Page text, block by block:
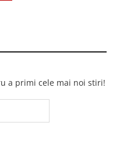
a primi cele mai noi stiri!